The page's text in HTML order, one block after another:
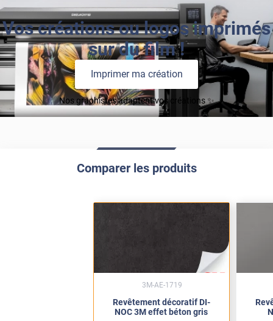
Vos créations ou logos imprimés
sur du film !
Imprimer ma création
Nos graphistes adaptent vos créations ✨
Comparer les produits
Revêtement décoratif DI-
NOC 3M effet béton gris
3M-AE-1719